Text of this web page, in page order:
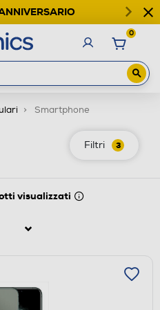
0
Smartphone
Filtri 3
visualizzati